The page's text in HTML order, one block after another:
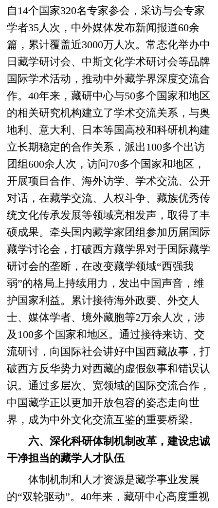
自14个国家320名专家参会，采访与会专家
学者35人次，中外媒体发布新闻报道60余
篇，累计覆盖近3000万人次。常态化举办中
日藏学研讨会、中斯文化学术研讨会等品牌
国际学术活动，推动中外藏学界深度交流合
作。40年来，藏研中心与50多个国家和地区
的相关研究机构建立了学术交流关系，与奥
地利、意大利、日本等国高校和科研机构建
立长期稳定的合作关系，派出100多个出访
团组600余人次，访问70多个国家和地区，
开展项目合作、海外访学、学术交流、公开
对话，在藏学交流、人权斗争、藏族优秀传
统文化传承发展等领域亮相发声，取得了丰
硕成果。牵头国内藏学家团组参加历届国际
藏学讨论会，打破西方藏学界对于国际藏学
研讨会的垄断，在改变藏学领域“西强我
弱”的格局上持续用力，发出中国声音，维
护国家利益。累计接待海外政要、外交人
士、媒体学者、境外藏胞等2万余人次，涉
及100多个国家和地区。通过接待来访、交
流研讨，向国际社会讲好中国西藏故事，打
破西方反华势力对西藏的虚假叙事和错误认
识。通过多层次、宽领域的国际交流合作，
中国藏学正以更加开放包容的姿态走向世
界，成为中外文化交流互鉴的重要桥梁。
六、深化科研体制机制改革，建设忠诚
干净担当的藏学人才队伍
体制机制和人才资源是藏学事业发展
的“双轮驱动”。40年来，藏研中心高度重视